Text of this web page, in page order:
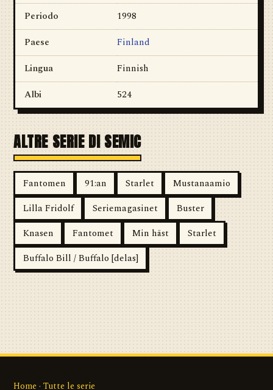
Periodo
1998
Paese
Finland
Lingua
Finnish
Albi
524
ALTRE SERIE DI SEMIC
Fantomen 91:an Starlet
Mustanaamio
Lilla Fridolf
Seriemagasinet
Buster
Knasen
Fantomet Min häst
Starlet
Buffalo Bill / Buffalo [delas]
Home · Tutte le serie